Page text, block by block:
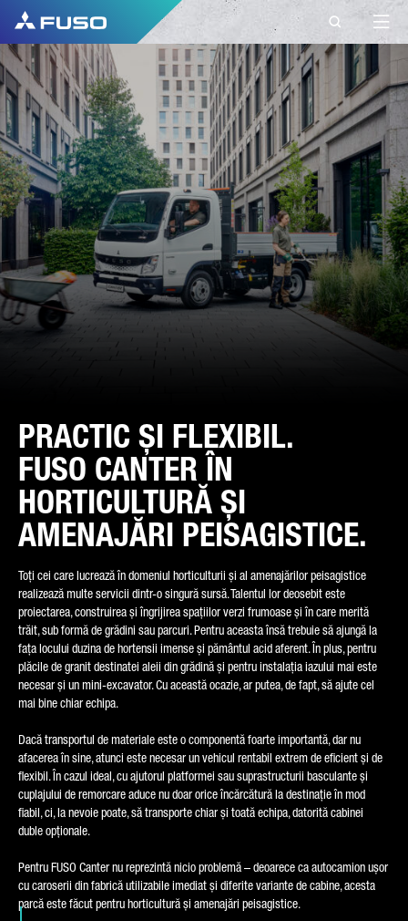
PRACTIC ȘI FLEXIBIL.
FUSO CANTER ÎN
HORTICULTURĂ ȘI
AMENAJĂRI PEISAGISTICE.
Toți cei care lucrează în domeniul horticulturii și al amenajărilor peisagistice
realizează multe servicii dintr-o singură sursă. Talentul lor deosebit este
proiectarea, construirea și îngrijirea spațiilor verzi frumoase și în care merită
trăit, sub formă de grădini sau parcuri. Pentru aceasta însă trebuie să ajungă la
fața locului duzina de hortensii imense și pământul acid aferent. În plus, pentru
plăcile de granit destinatei aleii din grădină și pentru instalația iazului mai este
necesar și un mini-excavator. Cu această ocazie, ar putea, de fapt, să ajute cel
mai bine chiar echipa.
Dacă transportul de materiale este o componentă foarte importantă, dar nu
afacerea în sine, atunci este necesar un vehicul rentabil extrem de eficient și de
flexibil. În cazul ideal, cu ajutorul platformei sau suprastructurii basculante și
cuplajului de remorcare aduce nu doar orice încărcătură la destinație în mod
fiabil, ci, la nevoie poate, să transporte chiar și toată echipa, datorită cabinei
duble opționale.
Pentru FUSO Canter nu reprezintă nicio problemă – deoarece ca autocamion ușor
cu caroserii din fabrică utilizabile imediat și diferite variante de cabine, acesta
parcă este făcut pentru horticultură și amenajări peisagistice.
CONTACT
CONTACT FUSO
EUROPE
Aveți întrebări?
Transmiteți-ne cererea dumneavoastră prin
intermediul acestui formular de contact.
PRENUME
TIPUL SOLICITĂRII
ȚARA DUMNEAVOASTRĂ
E-MAIL
NUMĂR DE TELEFON
MESAJUL DUMNEAVOASTRĂ (OPȚIONAL)